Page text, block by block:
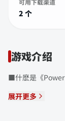
可用下载渠道
2 个
游戏介绍
■什麽是《Power
展开更多